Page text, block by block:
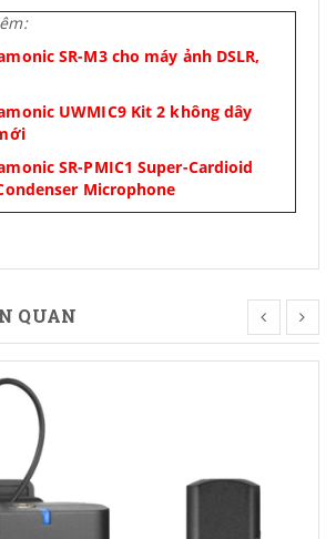
SR-M3 cho máy ảnh DSLR,
UWMIC9 Kit 2 không dây
SR-PMIC1 Super-Cardioid
Microphone
QUAN